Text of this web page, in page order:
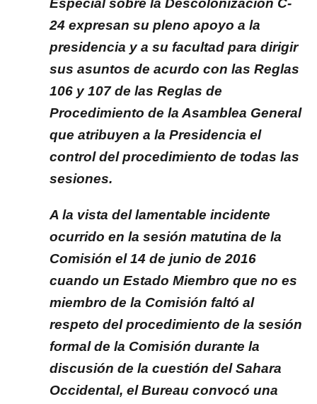
Especial sobre la Descolonización C-
24 expresan su pleno apoyo a la
presidencia y a su facultad para dirigir
sus asuntos de acurdo con las Reglas
106 y 107 de las Reglas de
Procedimiento de la Asamblea General
que atribuyen a la Presidencia el
control del procedimiento de todas las
sesiones.
A la vista del lamentable incidente
ocurrido en la sesión matutina de la
Comisión el 14 de junio de 2016
cuando un Estado Miembro que no es
miembro de la Comisión faltó al
respeto del procedimiento de la sesión
formal de la Comisión durante la
discusión de la cuestión del Sahara
Occidental, el Bureau convocó una